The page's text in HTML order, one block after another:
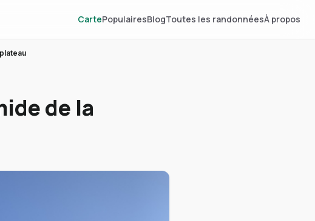
CartePopulairesBlogToutes les randonnéesÀ propos
de la